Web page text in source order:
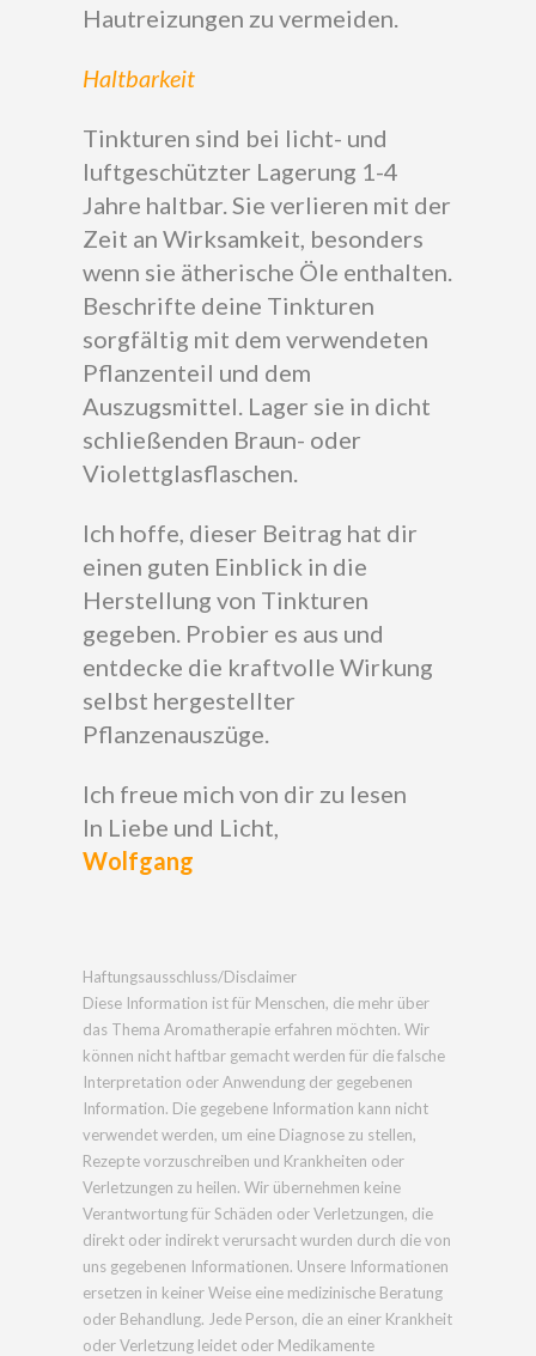
Hautreizungen zu vermeiden.
Haltbarkeit
Tinkturen sind bei licht- und
luftgeschützter Lagerung 1-4
Jahre haltbar. Sie verlieren mit der
Zeit an Wirksamkeit, besonders
wenn sie ätherische Öle enthalten.
Beschrifte deine Tinkturen
sorgfältig mit dem verwendeten
Pflanzenteil und dem
Auszugsmittel. Lager sie in dicht
schließenden Braun- oder
Violettglasflaschen.
Ich hoffe, dieser Beitrag hat dir
einen guten Einblick in die
Herstellung von Tinkturen
gegeben. Probier es aus und
entdecke die kraftvolle Wirkung
selbst hergestellter
Pflanzenauszüge.
Ich freue mich von dir zu lesen
In Liebe und Licht,
Wolfgang
Haftungsausschluss/Disclaimer
Diese Information ist für Menschen, die mehr über
das Thema Aromatherapie erfahren möchten. Wir
können nicht haftbar gemacht werden für die falsche
Interpretation oder Anwendung der gegebenen
Information. Die gegebene Information kann nicht
verwendet werden, um eine Diagnose zu stellen,
Rezepte vorzuschreiben und Krankheiten oder
Verletzungen zu heilen. Wir übernehmen keine
Verantwortung für Schäden oder Verletzungen, die
direkt oder indirekt verursacht wurden durch die von
uns gegebenen Informationen. Unsere Informationen
ersetzen in keiner Weise eine medizinische Beratung
oder Behandlung. Jede Person, die an einer Krankheit
oder Verletzung leidet oder Medikamente